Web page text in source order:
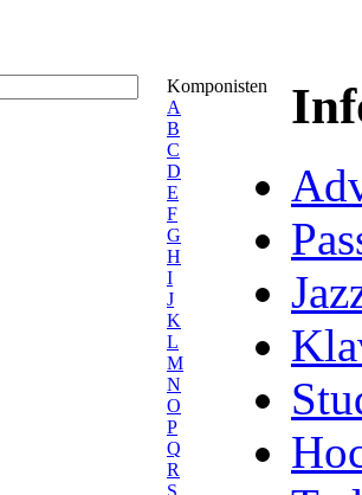
Komponisten
A
B
C
D
E
F
G
H
I
J
K
L
M
N
O
P
Q
R
S